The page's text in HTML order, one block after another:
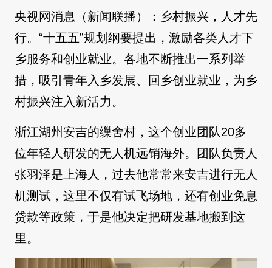
央视网消息（新闻联播）：乡村振兴，人才先
行。“十五五”规划纲要提出，激励各类人才下
乡服务和创业就业。各地不断推出一系列举
措，吸引青年入乡发展、回乡创业就业，为乡
村振兴注入新活力。
浙江湖州安吉的缫舍村，这个创业团队20多
位年轻人研发的无人机远销海外。团队负责人
张羽泽是上海人，过去他常常来安吉进行无人
机测试，这里不仅有试飞场地，还有创业免息
贷款等政策，于是他决定把研发基地搬到这
里。